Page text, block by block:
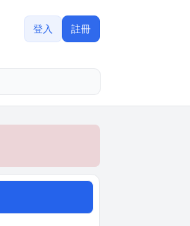
登入 註冊